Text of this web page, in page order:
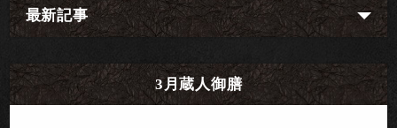
最新記事
3月蔵人御膳